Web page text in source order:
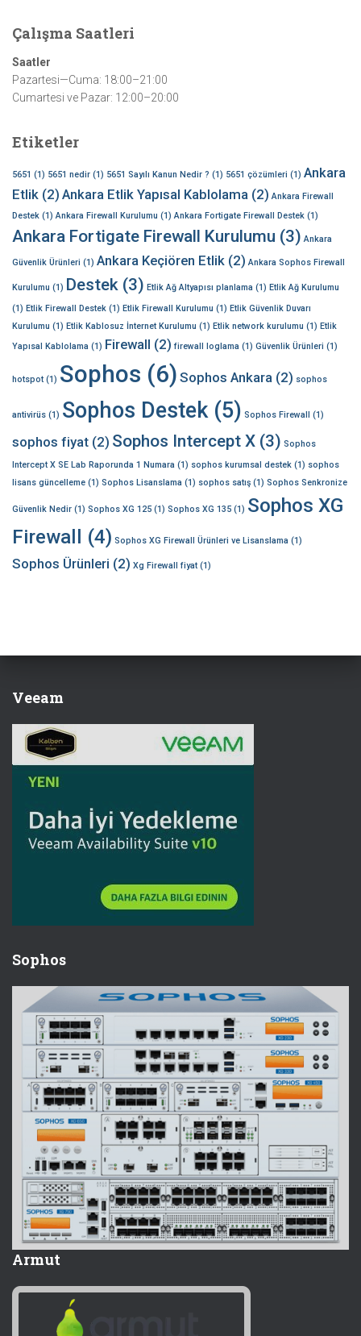
Çalışma Saatleri
Saatler
Pazartesi—Cuma: 18:00–21:00
Cumartesi ve Pazar: 12:00–20:00
Etiketler
5651 (1) 5651 nedir (1) 5651 Sayılı Kanun Nedir ? (1) 5651 çözümleri (1) Ankara
Etlik (2) Ankara Etlik Yapısal Kablolama (2) Ankara Firewall
Destek (1) Ankara Firewall Kurulumu (1) Ankara Fortigate Firewall Destek (1)
Ankara Fortigate Firewall Kurulumu (3) Ankara
Güvenlik Ürünleri (1) Ankara Keçiören Etlik (2) Ankara Sophos Firewall
Kurulumu (1) Destek (3) Etlik Ağ Altyapısı planlama (1) Etlik Ağ Kurulumu
(1) Etlik Firewall Destek (1) Etlik Firewall Kurulumu (1) Etlik Güvenlik Duvarı
Kurulumu (1) Etlik Kablosuz İnternet Kurulumu (1) Etlik network kurulumu (1) Etlik
Yapısal Kablolama (1) Firewall (2) firewall loglama (1) Güvenlik Ürünleri (1)
hotspot (1) Sophos (6) Sophos Ankara (2) sophos
antivirüs (1) Sophos Destek(5) Sophos Firewall (1)
sophos fiyat (2) Sophos Intercept X (3) Sophos
Intercept X SE Lab Raporunda 1 Numara (1) sophos kurumsal destek (1) sophos
lisans güncelleme (1) Sophos Lisanslama (1) sophos satış (1) Sophos Senkronize
Güvenlik Nedir (1) Sophos XG 125 (1) Sophos XG 135 (1) Sophos XG
Firewall (4) Sophos XG Firewall Ürünleri ve Lisanslama (1)
Sophos Ürünleri (2) Xg Firewall fiyat (1)
Veeam
Sophos
Armut